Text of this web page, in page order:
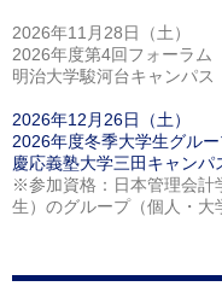
2026年11月28日（土）
2026年度第4回フォーラム
明治大学駿河台キャンパス
2026年12月26日（土）
2026年度冬季大学生グル
慶応義塾大学三田キャンパ
※参加資格：日本管理会計
生）のグループ（個人・大